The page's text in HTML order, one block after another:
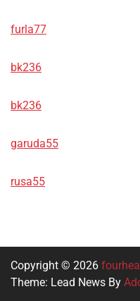
furla77
bk236
bk236
garuda55
rusa55
Copyright © 2026
Theme: Lead News By